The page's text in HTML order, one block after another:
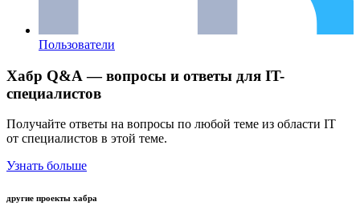
Пользователи
Хабр Q&A — вопросы и ответы для IT-
специалистов
Получайте ответы на вопросы по любой теме из области IT
от специалистов в этой теме.
Узнать больше
другие проекты хабра